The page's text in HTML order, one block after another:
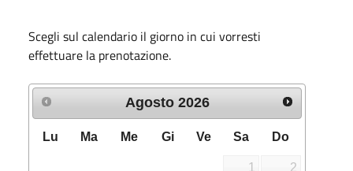
Scegli sul calendario il giorno in cui vorresti
effettuare la prenotazione.
Agosto 2026
Lu Ma Me Gi Ve Sa Do
1 2